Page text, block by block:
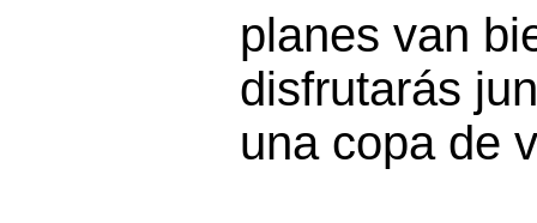
planes van
disfrutarás
una copa de